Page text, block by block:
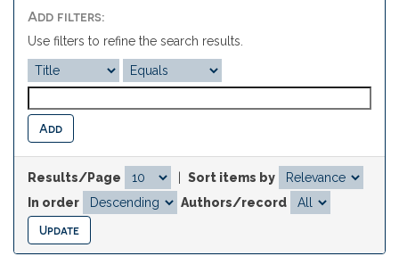
Add filters:
Use filters to refine the search results.
Results/Page
Sort items by
In order
Authors/record